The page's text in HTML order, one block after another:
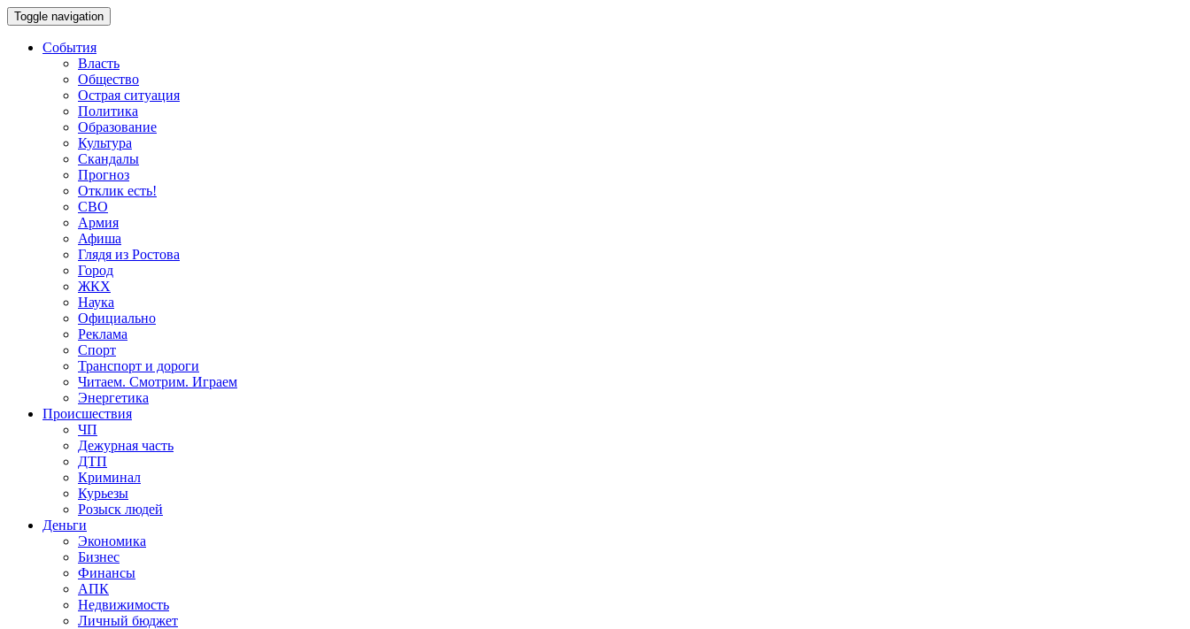
Toggle navigation
События
Власть
Общество
Острая ситуация
Политика
Образование
Культура
Скандалы
Прогноз
Отклик есть!
СВО
Армия
Афиша
Глядя из Ростова
Город
ЖКХ
Наука
Официально
Реклама
Спорт
Транспорт и дороги
Читаем. Смотрим. Играем
Энергетика
Происшествия
ЧП
Дежурная часть
ДТП
Криминал
Курьезы
Розыск людей
Деньги
Экономика
Бизнес
Финансы
АПК
Недвижимость
Личный бюджет